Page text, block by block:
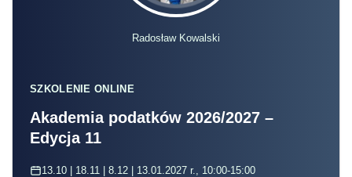
Radosław Kowalski
SZKOLENIE ONLINE
Akademia podatków 2026/2027 –
Edycja 11
13.10 | 18.11 | 8.12 | 13.01.2027 r., 10:00-15:00